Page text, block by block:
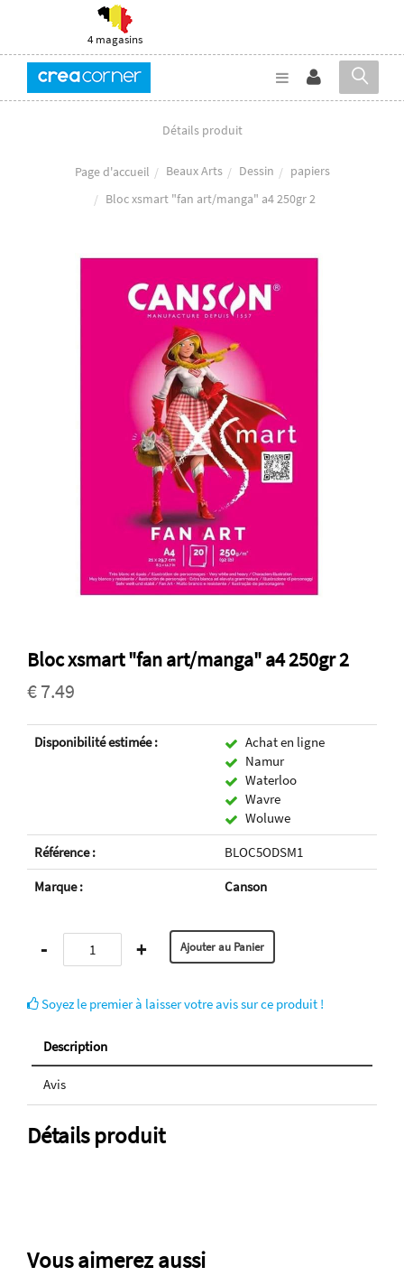
4 magasins
Détails produit
Page d'accueil Beaux Arts Dessin
papiers
Bloc xsmart "fan art/manga" a4 250gr 2
Bloc xsmart "fan art/manga" a4 250gr 2
€ 7.49
Disponibilité estimée :
Achat en ligne
Namur
Waterloo
Wavre
Woluwe
Référence :
BLOC5ODSM1
Marque :
Canson
- +
Soyez le premier à laisser votre avis sur ce produit !
Description
Avis
Détails produit
Vous aimerez aussi